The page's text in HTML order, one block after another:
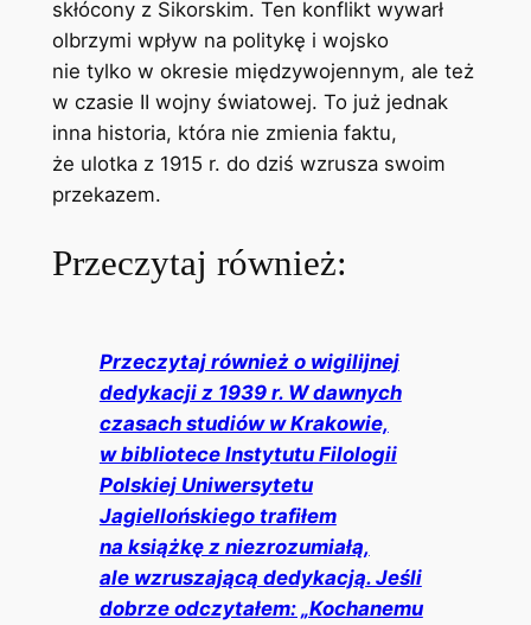
skłócony z Sikorskim. Ten konflikt wywarł
olbrzymi wpływ na politykę i wojsko
nie tylko w okresie międzywojennym, ale też
w czasie II wojny światowej. To już jednak
inna historia, która nie zmienia faktu,
że ulotka z 1915 r. do dziś wzrusza swoim
przekazem.
Przeczytaj również:
Przeczytaj również o wigilijnej
dedykacji z 1939 r. W dawnych
czasach studiów w Krakowie,
w bibliotece Instytutu Filologii
Polskiej Uniwersytetu
Jagiellońskiego trafiłem
na książkę z niezrozumiałą,
ale wzruszającą dedykacją. Jeśli
dobrze odczytałem: „Kochanemu